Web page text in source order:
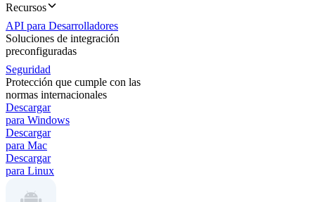
Recursos
API para Desarrolladores
Soluciones de integración
preconfiguradas
Seguridad
Protección que cumple con las
normas internacionales
Descargar
para Windows
Descargar
para Mac
Descargar
para Linux